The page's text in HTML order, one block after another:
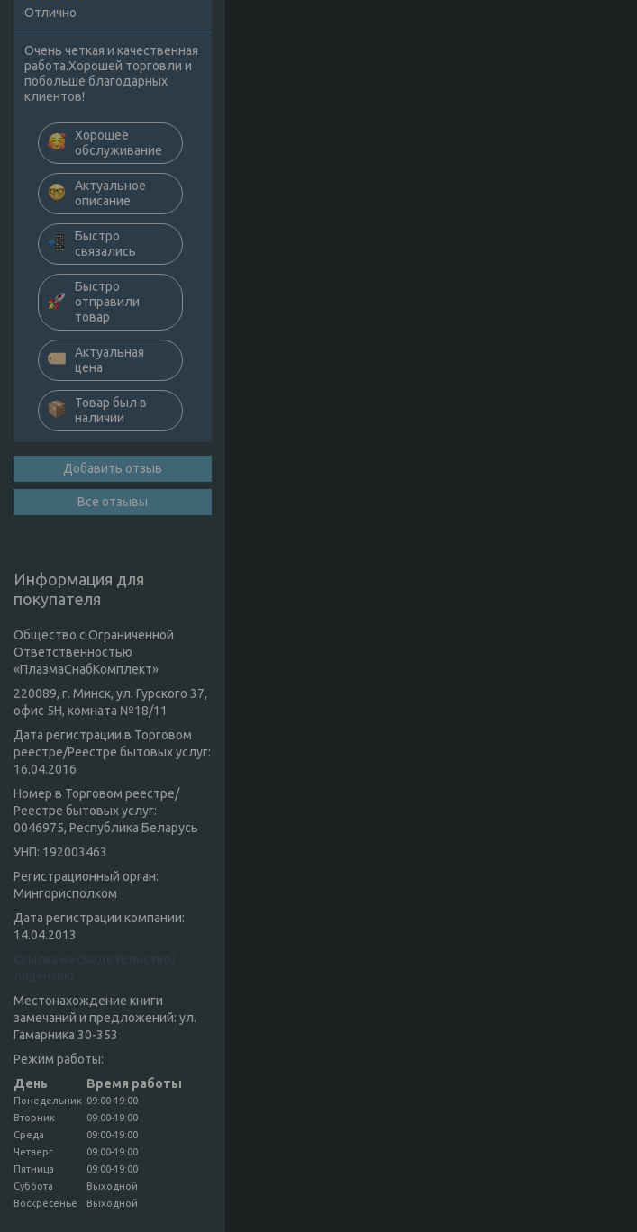
Отлично
Очень четкая и качественная
работа.Хорошей торговли и
побольше благодарных
клиентов!
Хорошее
обслуживание
Актуальное
описание
Быстро
связались
Быстро
отправили
товар
Актуальная
цена
Товар был в
наличии
Добавить отзыв
Все отзывы
Информация для
покупателя
Общество с Ограниченной
Ответственностью
«ПлазмаСнабКомплект»
220089, г. Минск, ул. Гурского 37,
офис 5Н, комната №18/11
Дата регистрации в Торговом
реестре/Реестре бытовых услуг:
16.04.2016
Номер в Торговом реестре/
Реестре бытовых услуг:
0046975, Республика Беларусь
УНП: 192003463
Регистрационный орган:
Мингорисполком
Дата регистрации компании:
14.04.2013
Ссылка на свидетельство/
Местонахождение книги
замечаний и предложений: ул.
Гамарника 30-353
Режим работы:
День
Время работы
Понедельник 09:00-19:00
Вторник
09:00-19:00
Среда
09:00-19:00
Четверг
09:00-19:00
Пятница
09:00-19:00
Суббота
Выходной
Воскресенье
Выходной